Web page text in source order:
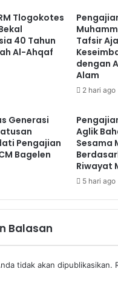
Tlogokotes
40 Tahun
Al-Ahqaf
Tafsir
dengan
Alam
2 hari ago
Generasi
Pengajian
Bagelen
Aglik
Sesama
Riwayat
5 hari ago
Balasan
tidak akan dipublikasikan.